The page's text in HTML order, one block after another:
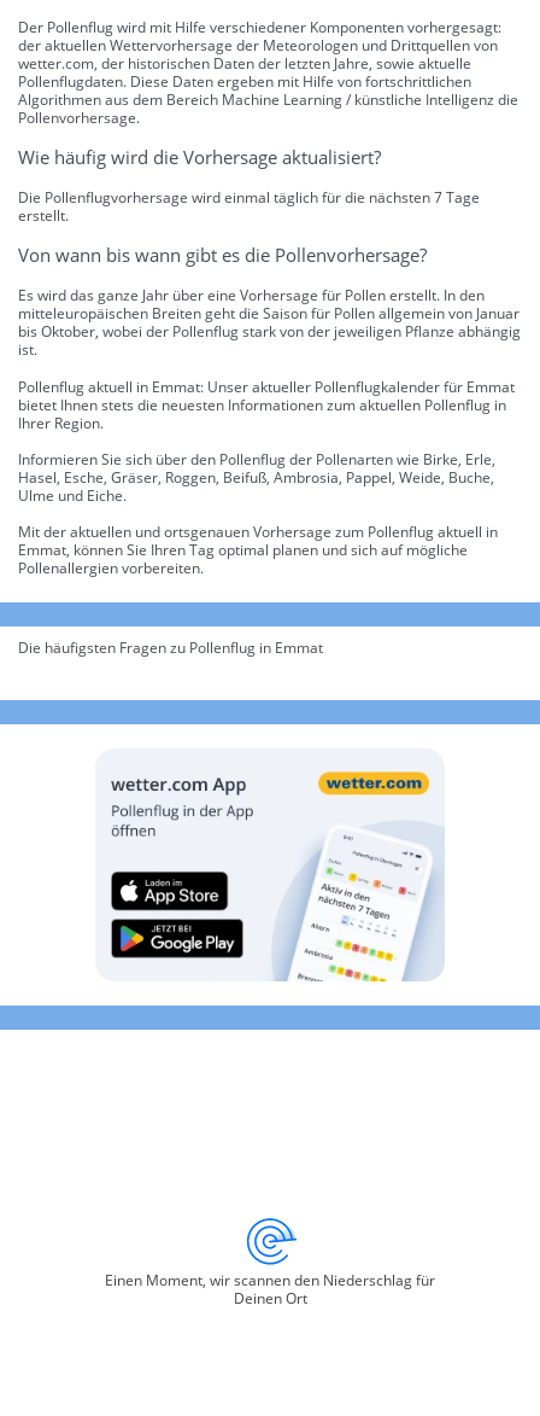
Der Pollenflug wird mit Hilfe verschiedener Komponenten vorhergesagt:
der aktuellen Wettervorhersage der Meteorologen und Drittquellen von
wetter.com, der historischen Daten der letzten Jahre, sowie aktuelle
Pollenflugdaten. Diese Daten ergeben mit Hilfe von fortschrittlichen
Algorithmen aus dem Bereich Machine Learning / künstliche Intelligenz die
Pollenvorhersage.
Wie häufig wird die Vorhersage aktualisiert?
Die Pollenflugvorhersage wird einmal täglich für die nächsten 7 Tage
erstellt.
Von wann bis wann gibt es die Pollenvorhersage?
Es wird das ganze Jahr über eine Vorhersage für Pollen erstellt. In den
mitteleuropäischen Breiten geht die Saison für Pollen allgemein von Januar
bis Oktober, wobei der Pollenflug stark von der jeweiligen Pflanze abhängig
ist.
Pollenflug aktuell in Emmat: Unser aktueller Pollenflugkalender für Emmat
bietet Ihnen stets die neuesten Informationen zum aktuellen Pollenflug in
Ihrer Region.
Informieren Sie sich über den Pollenflug der Pollenarten wie Birke, Erle,
Hasel, Esche, Gräser, Roggen, Beifuß, Ambrosia, Pappel, Weide, Buche,
Ulme und Eiche.
Mit der aktuellen und ortsgenauen Vorhersage zum Pollenflug aktuell in
Emmat, können Sie Ihren Tag optimal planen und sich auf mögliche
Pollenallergien vorbereiten.
Die häufigsten Fragen zu Pollenflug in Emmat
Einen Moment, wir scannen den Niederschlag für
Deinen Ort